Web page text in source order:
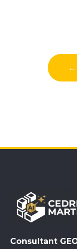
←
Consultant